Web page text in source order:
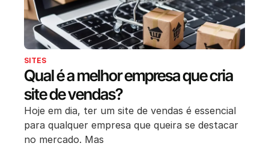
SITES
Qual é a melhor empresa que cria
site de vendas?
Hoje em dia, ter um site de vendas é essencial
para qualquer empresa que queira se destacar
no mercado. Mas